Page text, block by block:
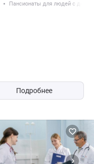
Пансионаты для людей с
Подробнее